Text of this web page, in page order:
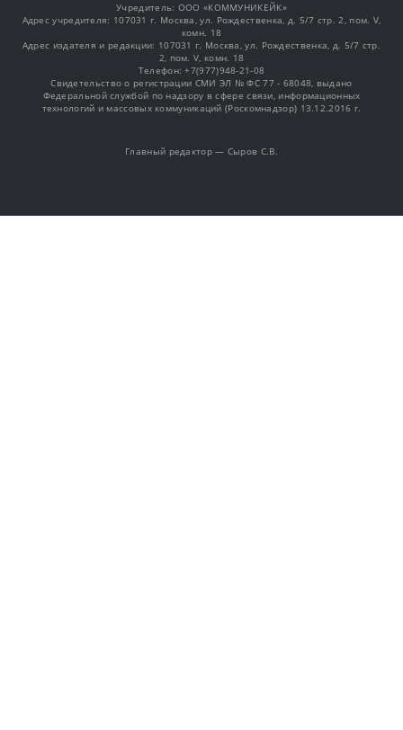
Учредитель: OOO «КОММУНИКЕЙК»
Адрес учредителя: 107031 г. Москва, ул. Рождественка, д. 5/7 стр. 2, пом. V,
комн. 18
Адрес издателя и редакции: 107031 г. Москва, ул. Рождественка, д. 5/7 стр.
2, пом. V, комн. 18
Телефон: +7(977)948-21-08
Свидетельство о регистрации СМИ ЭЛ № ФС 77 - 68048, выдано
Федеральной службой по надзору в сфере связи, информационных
технологий и массовых коммуникаций (Роскомнадзор) 13.12.2016 г.
Главный редактор — Сыров С.В.